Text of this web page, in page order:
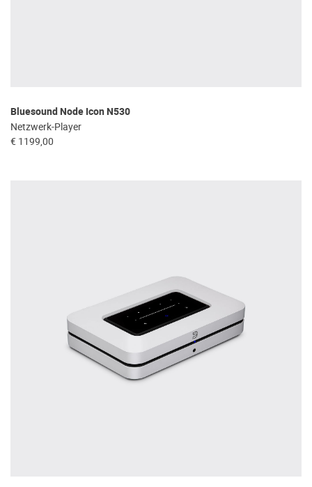
Bluesound Node Icon N530
Netzwerk-Player
€ 1199,00